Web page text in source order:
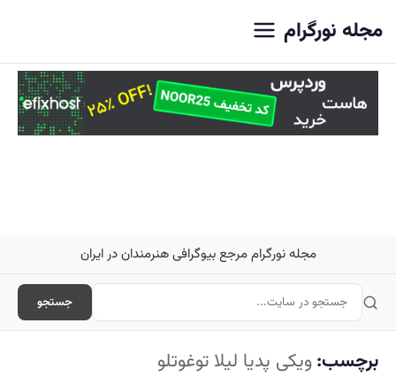
مجله نورگرام
مجله نورگرام مرجع بیوگرافی هنرمندان در ایران
جستجو
برچسب:ویکی پدیا لیلا توغوتلو